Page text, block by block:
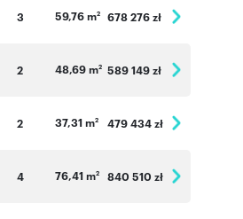
3 59,76 m2 678 276 zł
2 48,69 m2 589 149 zł
2 37,31 m2 479 434 zł
4 76,41 m2 840 510 zł